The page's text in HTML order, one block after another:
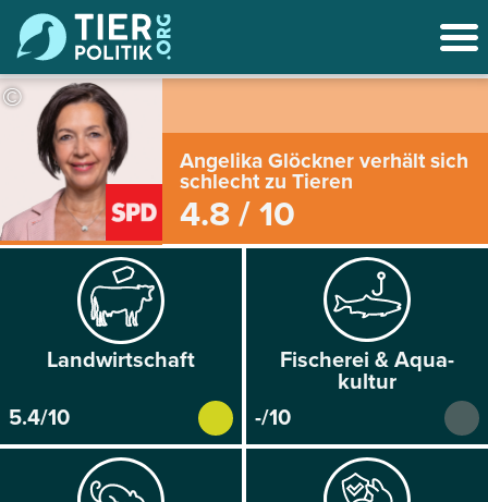
©
Angelika Glöckner verhält sich
schlecht zu Tieren
4.8 / 10
Land­wirtschaft
5.4/10
Fischerei & Aqua­
kultur
-/10